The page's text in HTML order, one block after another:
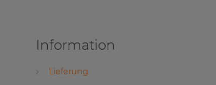
Information
Lieferung